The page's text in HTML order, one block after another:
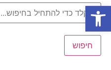
חיפוש
פתח סרגל נגישות